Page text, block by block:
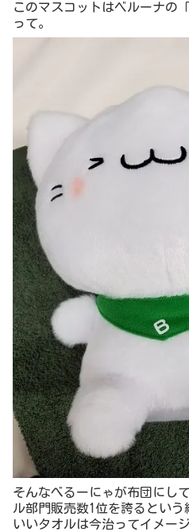
このマスコットはベルーナの
って。
そんなべるーにゃが布団にし
ル部門販売数1位を誇るという
いいタオルは今治ってイメー